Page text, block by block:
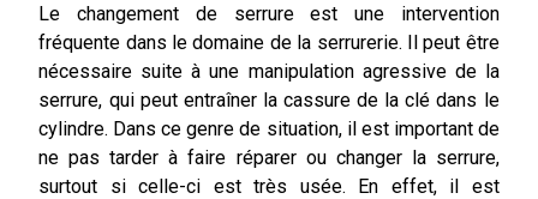
Le changement de serrure est une intervention
fréquente dans le domaine de la serrurerie. Il peut être
nécessaire suite à une manipulation agressive de la
serrure, qui peut entraîner la cassure de la clé dans le
cylindre. Dans ce genre de situation, il est important de
ne pas tarder à faire réparer ou changer la serrure,
surtout si celle-ci est très usée. En effet, il est